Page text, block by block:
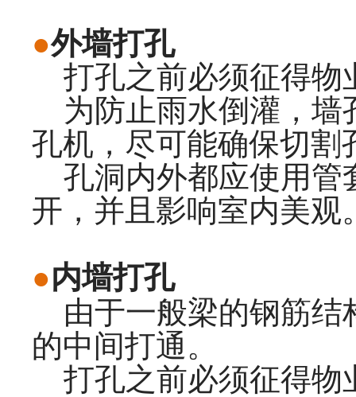
●外墙打孔
打孔之前必须征得物
为防止雨水倒灌，墙
孔机，尽可能确保切割
孔洞内外都应使用管
开，并且影响室内美观
●内墙打孔
由于一般梁的钢筋结
的中间打通。
打孔之前必须征得物